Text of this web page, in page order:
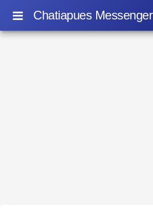
Chatiapues Messenger